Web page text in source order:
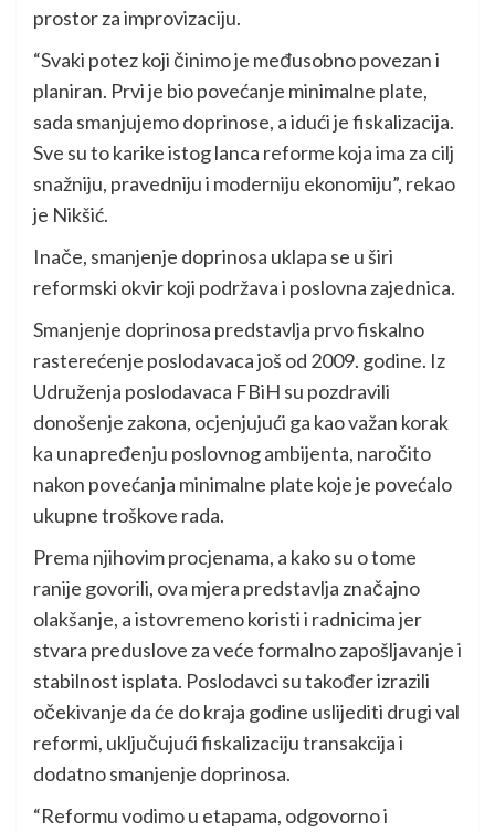
prostor za improvizaciju.
“Svaki potez koji činimo je međusobno povezan i
planiran. Prvi je bio povećanje minimalne plate,
sada smanjujemo doprinose, a idući je fiskalizacija.
Sve su to karike istog lanca reforme koja ima za cilj
snažniju, pravedniju i moderniju ekonomiju”, rekao
je Nikšić.
Inače, smanjenje doprinosa uklapa se u širi
reformski okvir koji podržava i poslovna zajednica.
Smanjenje doprinosa predstavlja prvo fiskalno
rasterećenje poslodavaca još od 2009. godine. Iz
Udruženja poslodavaca FBiH su pozdravili
donošenje zakona, ocjenjujući ga kao važan korak
ka unapređenju poslovnog ambijenta, naročito
nakon povećanja minimalne plate koje je povećalo
ukupne troškove rada.
Prema njihovim procjenama, a kako su o tome
ranije govorili, ova mjera predstavlja značajno
olakšanje, a istovremeno koristi i radnicima jer
stvara preduslove za veće formalno zapošljavanje i
stabilnost isplata. Poslodavci su također izrazili
očekivanje da će do kraja godine uslijediti drugi val
reformi, uključujući fiskalizaciju transakcija i
dodatno smanjenje doprinosa.
“Reformu vodimo u etapama, odgovorno i